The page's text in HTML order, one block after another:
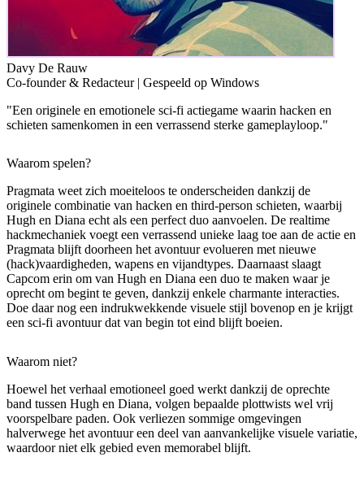
Davy De Rauw
Co-founder & Redacteur | Gespeeld op Windows
"Een originele en emotionele sci-fi actiegame waarin hacken en
schieten samenkomen in een verrassend sterke gameplayloop."
Waarom spelen?
Pragmata weet zich moeiteloos te onderscheiden dankzij de
originele combinatie van hacken en third-person schieten, waarbij
Hugh en Diana echt als een perfect duo aanvoelen. De realtime
hackmechaniek voegt een verrassend unieke laag toe aan de actie en
Pragmata blijft doorheen het avontuur evolueren met nieuwe
(hack)vaardigheden, wapens en vijandtypes. Daarnaast slaagt
Capcom erin om van Hugh en Diana een duo te maken waar je
oprecht om begint te geven, dankzij enkele charmante interacties.
Doe daar nog een indrukwekkende visuele stijl bovenop en je krijgt
een sci-fi avontuur dat van begin tot eind blijft boeien.
Waarom niet?
Hoewel het verhaal emotioneel goed werkt dankzij de oprechte
band tussen Hugh en Diana, volgen bepaalde plottwists wel vrij
voorspelbare paden. Ook verliezen sommige omgevingen
halverwege het avontuur een deel van aanvankelijke visuele variatie,
waardoor niet elk gebied even memorabel blijft.